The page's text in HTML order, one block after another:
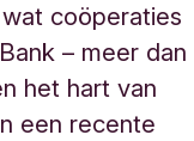
coöperaties
– meer dan
het hart van
een recente